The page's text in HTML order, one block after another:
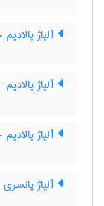
آلیاژ
آلیاژ
آلیاژ
آلیاژ پانسری